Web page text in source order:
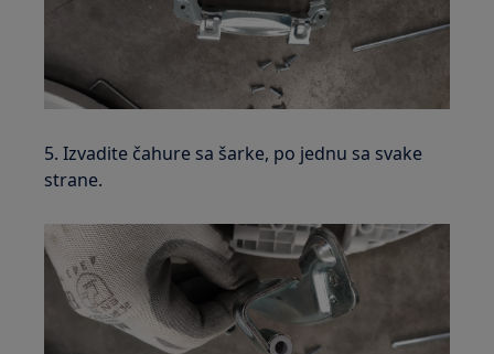
5. Izvadite čahure sa šarke, po jednu sa svake
strane.